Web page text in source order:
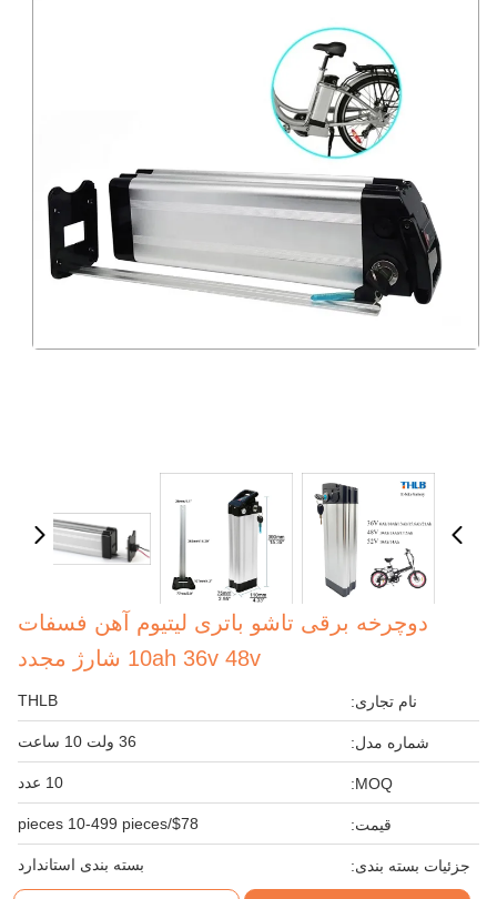
دوچرخه برقی تاشو باتری لیتیوم آهن فسفات
10ah 36v 48v شارژ مجدد
نام تجاری: THLB
شماره مدل: 36 ولت 10 ساعت
MOQ: 10 عدد
قیمت: $78/pieces 10-499 pieces
جزئیات بسته بندی: بسته بندی استاندارد